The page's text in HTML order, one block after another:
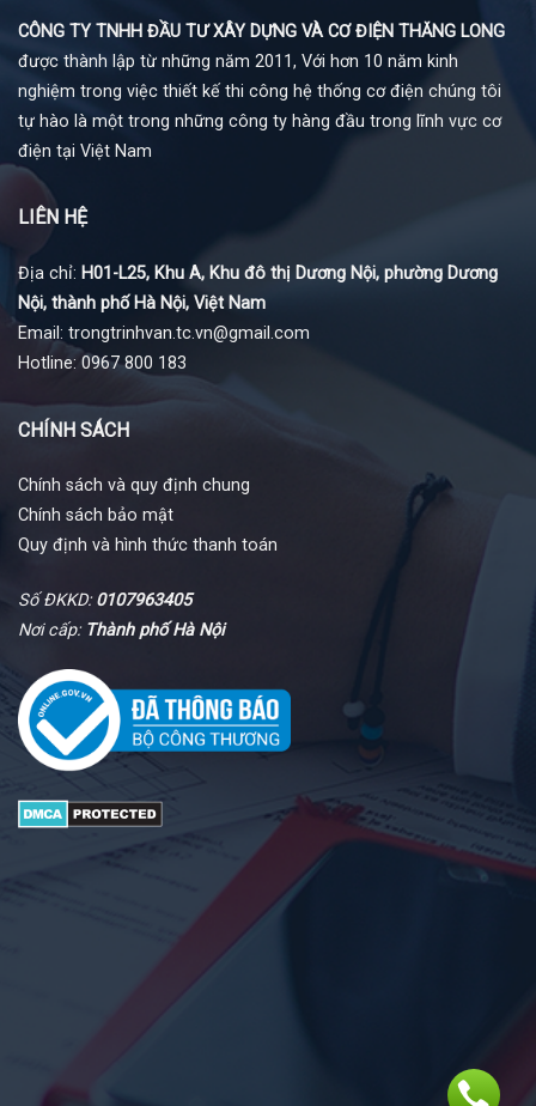
CÔNG TY TNHH ĐẦU TƯ XÂY DỰNG VÀ CƠ ĐIỆN THĂNG LONG
được thành lập từ những năm 2011, Với hơn 10 năm kinh
nghiệm trong việc thiết kế thi công hệ thống cơ điện chúng tôi
tự hào là một trong những công ty hàng đầu trong lĩnh vực cơ
điện tại Việt Nam
LIÊN HỆ
Địa chỉ: H01-L25, Khu A, Khu đô thị Dương Nội, phường Dương
Nội, thành phố Hà Nội, Việt Nam
Email: trongtrinhvan.tc.vn@gmail.com
Hotline: 0967 800 183
CHÍNH SÁCH
Chính sách và quy định chung
Chính sách bảo mật
Quy định và hình thức thanh toán
Số ĐKKD:0107963405
Nơi cấp: Thành phố Hà Nội